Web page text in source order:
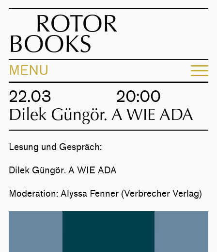
ROTOR
BOOKS
MENU
22.03 20:00
Dilek Güngör. A WIE ADA
Lesung und Gespräch:
Dilek Güngör. A WIE ADA
Moderation: Alyssa Fenner (Verbrecher Verlag)